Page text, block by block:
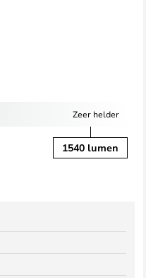
Zeer helder
1540 lumen